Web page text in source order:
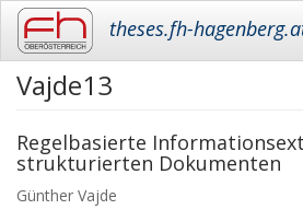
Skip
content
theses.fh-
Vajde13
Regelbasierte
strukturierten Dokumenten
Günther Vajde